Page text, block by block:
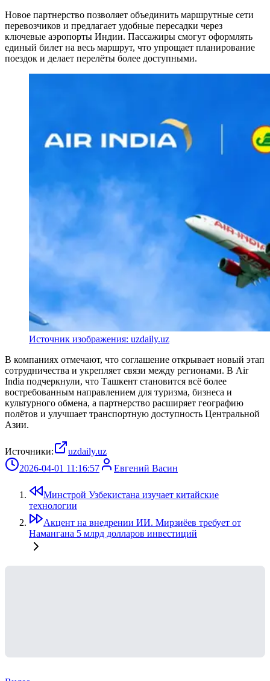
Новое партнерство позволяет объединить маршрутные сети
перевозчиков и предлагает удобные пересадки через
ключевые аэропорты Индии. Пассажиры смогут оформлять
единый билет на весь маршрут, что упрощает планирование
поездок и делает перелёты более доступными.
Источник изображения: uzdaily.uz
В компаниях отмечают, что соглашение открывает новый этап
сотрудничества и укрепляет связи между регионами. В Air
India подчеркнули, что Ташкент становится всё более
востребованным направлением для туризма, бизнеса и
культурного обмена, а партнерство расширяет географию
полётов и улучшает транспортную доступность Центральной
Азии.
Источники:
uzdaily.uz
2026-04-01 11:16:57
Евгений Васин
Минстрой Узбекистана изучает китайские
технологии
Акцент на внедрении ИИ. Мирзиёев требует от
Намангана 5 млрд долларов инвестиций